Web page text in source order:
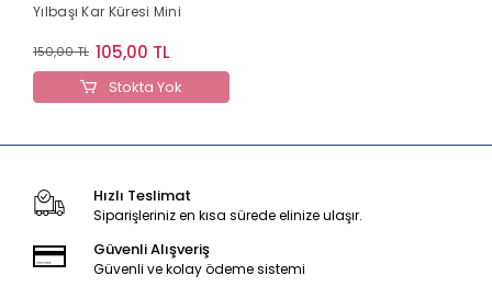
Yılbaşı Kar Küresi Mini
150,00 TL 105,00 TL
Stokta Yok
Hızlı Teslimat
Siparişleriniz en kısa sürede elinize ulaşır.
Güvenli Alışveriş
Güvenli ve kolay ödeme sistemi